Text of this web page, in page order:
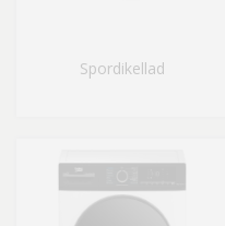
Spordikellad